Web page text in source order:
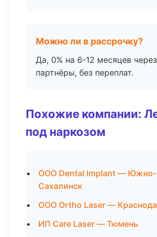
Можно ли в рассрочку?
Да, 0% на 6-12 месяцев
партнёры, без переплат.
Похожие компании:
под наркозом
ООО Dental Implant — Южно-
Сахалинск
ООО Ortho Laser —
ИП Care Laser — Тюмень